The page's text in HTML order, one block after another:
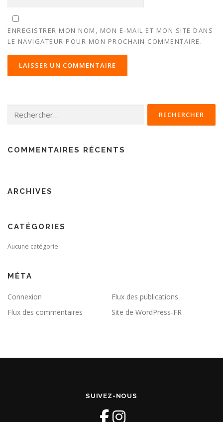
ENREGISTRER MON NOM, MON E-MAIL ET MON SITE DANS
LE NAVIGATEUR POUR MON PROCHAIN COMMENTAIRE.
COMMENTAIRES RÉCENTS
ARCHIVES
CATÉGORIES
Aucune catégorie
MÉTA
Connexion
Flux des publications
Flux des commentaires
Site de WordPress-FR
SUIVEZ-NOUS